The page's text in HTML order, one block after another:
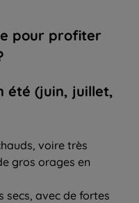
pour profiter
été (juin, juillet,
voire très
gros orages en
secs, avec de fortes